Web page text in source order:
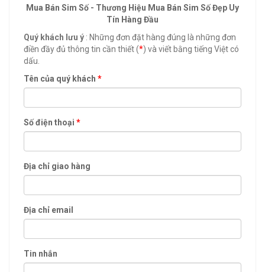
Mua Bán Sim Số - Thương Hiệu Mua Bán Sim Số Đẹp Uy
Tín Hàng Đầu
Quý khách lưu ý : Những đơn đặt hàng đúng là những đơn
điền đầy đủ thông tin cần thiết (*) và viết bằng tiếng Việt có
dấu.
Tên của quý khách *
Số điện thoại *
Địa chỉ giao hàng
Địa chỉ email
Tin nhắn